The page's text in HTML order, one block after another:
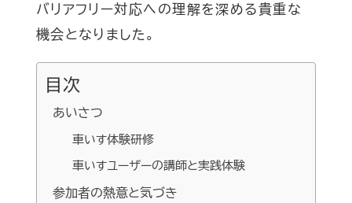
バリアフリー対応への理解を深める貴重な
機会となりました。
目次
あいさつ
車いす体験研修
車いすユーザーの講師と実践体験
参加者の熱意と気づき